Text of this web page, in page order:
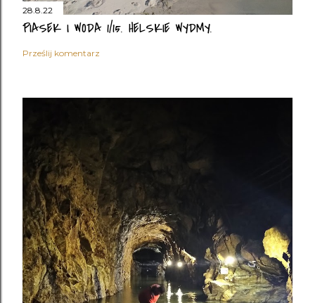
28.8.22
PIASEK I WODA 1/15. HELSKIE WYDMY.
Prześlij komentarz